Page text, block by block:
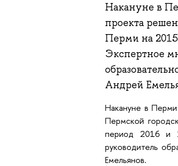
Накануне в
проекта
Перми на
Экспертное
Андрей
Накануне в
Пермской
период 2016 и
руководитель
Емельянов.